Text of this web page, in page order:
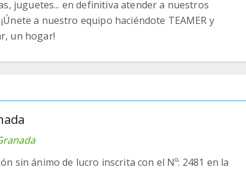
juguetes... en definitiva atender a nuestros
a nuestro equipo haciéndote TEAMER y
un hogar!
sin ánimo de lucro inscrita con el Nº: 2481 en la